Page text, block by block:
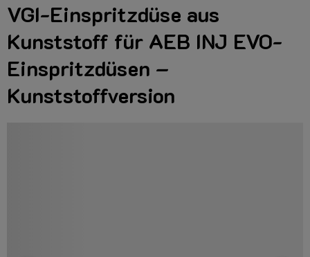
VGI-Einspritzdüse aus
Kunststoff für AEB INJ EVO-
Einspritzdüsen –
Kunststoffversion